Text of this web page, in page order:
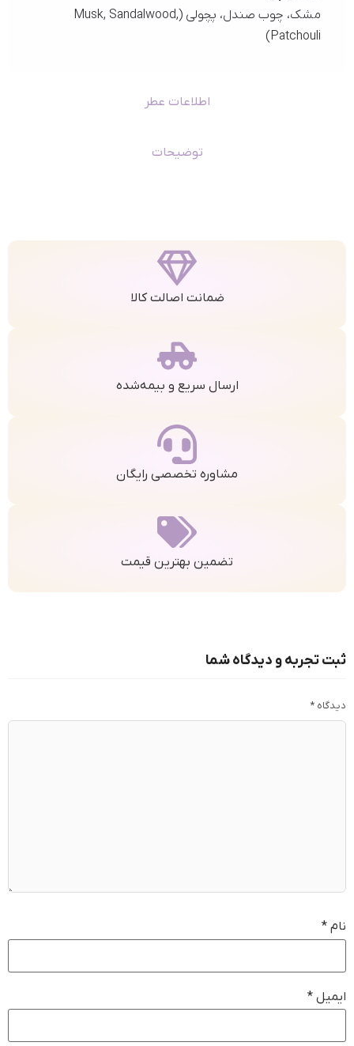
اطلاعات عطر
توضیحات
مشک، چوب صندل، پچولی (Musk, Sandalwood,
Patchouli)
ضمانت اصالت کالا
ارسال سریع و بیمه‌شده
مشاوره تخصصی رایگان
تضمین بهترین قیمت
ثبت تجربه و دیدگاه شما
دیدگاه *
نام *
ایمیل *